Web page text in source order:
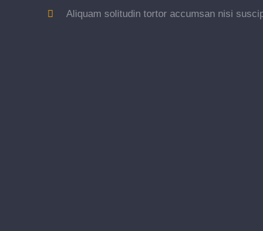
Aliquam solitudin tortor accumsan nisi